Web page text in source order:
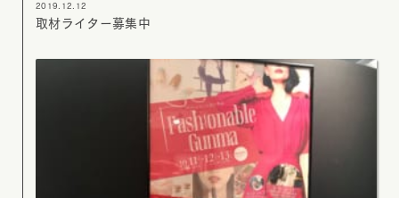
2019.12.12
取材ライター募集中